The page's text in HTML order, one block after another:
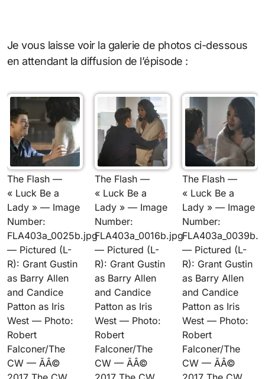
Je vous laisse voir la galerie de photos ci-dessous
en attendant la diffusion de l’épisode :
The Flash —
« Luck Be a
Lady » — Image
Number:
FLA403a_0025b.jpg
— Pictured (L-
R): Grant Gustin
as Barry Allen
and Candice
Patton as Iris
West — Photo:
Robert
Falconer/The
CW — ÃÂ©
The Flash —
« Luck Be a
Lady » — Image
Number:
FLA403a_0016b.jpg
— Pictured (L-
R): Grant Gustin
as Barry Allen
and Candice
Patton as Iris
West — Photo:
Robert
Falconer/The
CW — ÃÂ©
The Flash —
« Luck Be a
Lady » — Image
Number:
— Pictured (L-
R): Grant Gustin
as Barry Allen
and Candice
Patton as Iris
West — Photo:
Robert
Falconer/The
CW — ÃÂ©